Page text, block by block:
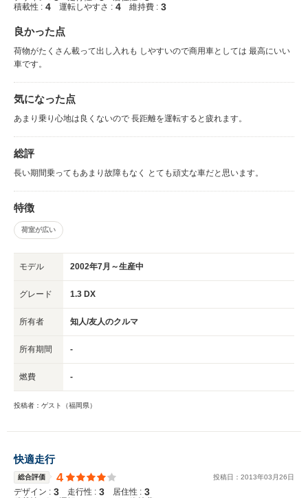
積載性 : 4 運転しやすさ : 4 維持費 : 3
良かった点
荷物がたくさん載って出し入れも しやすいので商用車としては 最高にいい
車です。
気になった点
あまり乗り心地は良くないので 長距離を運転すると疲れます。
総評
長い期間乗ってもあまり故障もなく とても頑丈な車だと思います。
特徴
荷室が広い
モデル 2002年7月～生産中
グレード 1.3 DX
所有者 知人/友人のクルマ
所有期間 -
燃費 -
投稿者：ゲスト（福岡県）
快適走行
総合評価 4 投稿日： 2013年03 月26日
デザイン : 3 走行性 : 3 居住性 : 3